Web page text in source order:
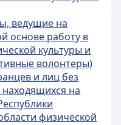
ведущие на
основе работу в
культуры и
волонтеры)
и лиц без
находящихся на
физической